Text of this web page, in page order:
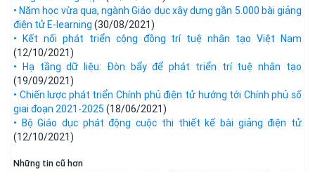
• Năm học vừa qua, ngành Giáo dục xây dựng gần 5.000 bài giảng
điện tử E-learning (30/08/2021)
• Kết nối phát triển cộng đồng trí tuệ nhân tạo Việt Nam
(12/10/2021)
• Hạ tầng dữ liệu: Đòn bẩy để phát triển trí tuệ nhân tạo
(19/09/2021)
• Chiến lược phát triển Chính phủ điện tử hướng tới Chính phủ số
giai đoạn 2021-2025 (18/06/2021)
• Bộ Giáo dục phát động cuộc thi thiết kế bài giảng điện tử
(12/10/2021)
Những tin cũ hơn